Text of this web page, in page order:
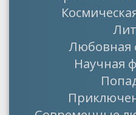
Любовная
Научная